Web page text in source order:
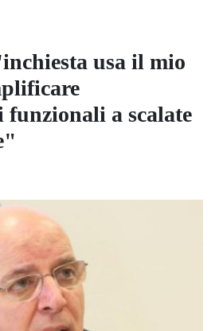
usa il mio
funzionali a scalate